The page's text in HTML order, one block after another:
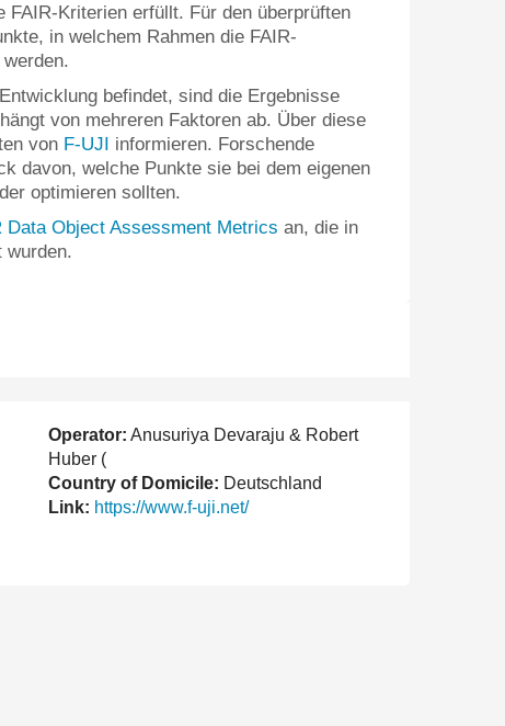
Kriterien erfüllt. Für den überprüften
in welchem Rahmen die FAIR-
befindet, sind die Ergebnisse
von mehreren Faktoren ab. Über diese
von F-UJI informieren. Forschende
davon, welche Punkte sie bei dem eigenen
optimieren sollten.
Data Object Assessment Metrics an, die in
wurden.
Operator: Anusuriya Devaraju & Robert
Huber (
Country of Domicile: Deutschland
Link: https://www.f-uji.net/